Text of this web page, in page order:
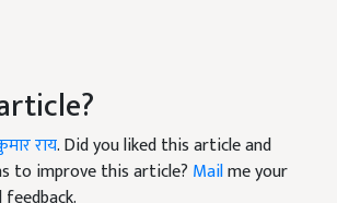
राय. Did you liked this article and
to improve this article? Mailme your